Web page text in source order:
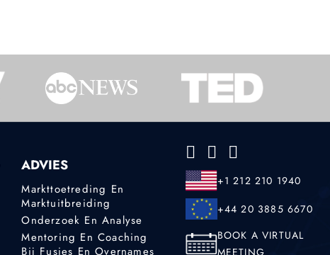
ADVIES
Markttoetreding En
Marktuitbreiding
Onderzoek En Analyse
Mentoring En Coaching
Bij Fusies En Overnames
+1 212 210 1940
+44 20 3885 6670
BOOK A VIRTUAL